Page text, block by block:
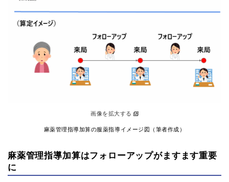
画像を拡大する
麻薬管理指導加算の服薬指導イメージ図（筆者作成）
麻薬管理指導加算はフォローアップがますます重要
に